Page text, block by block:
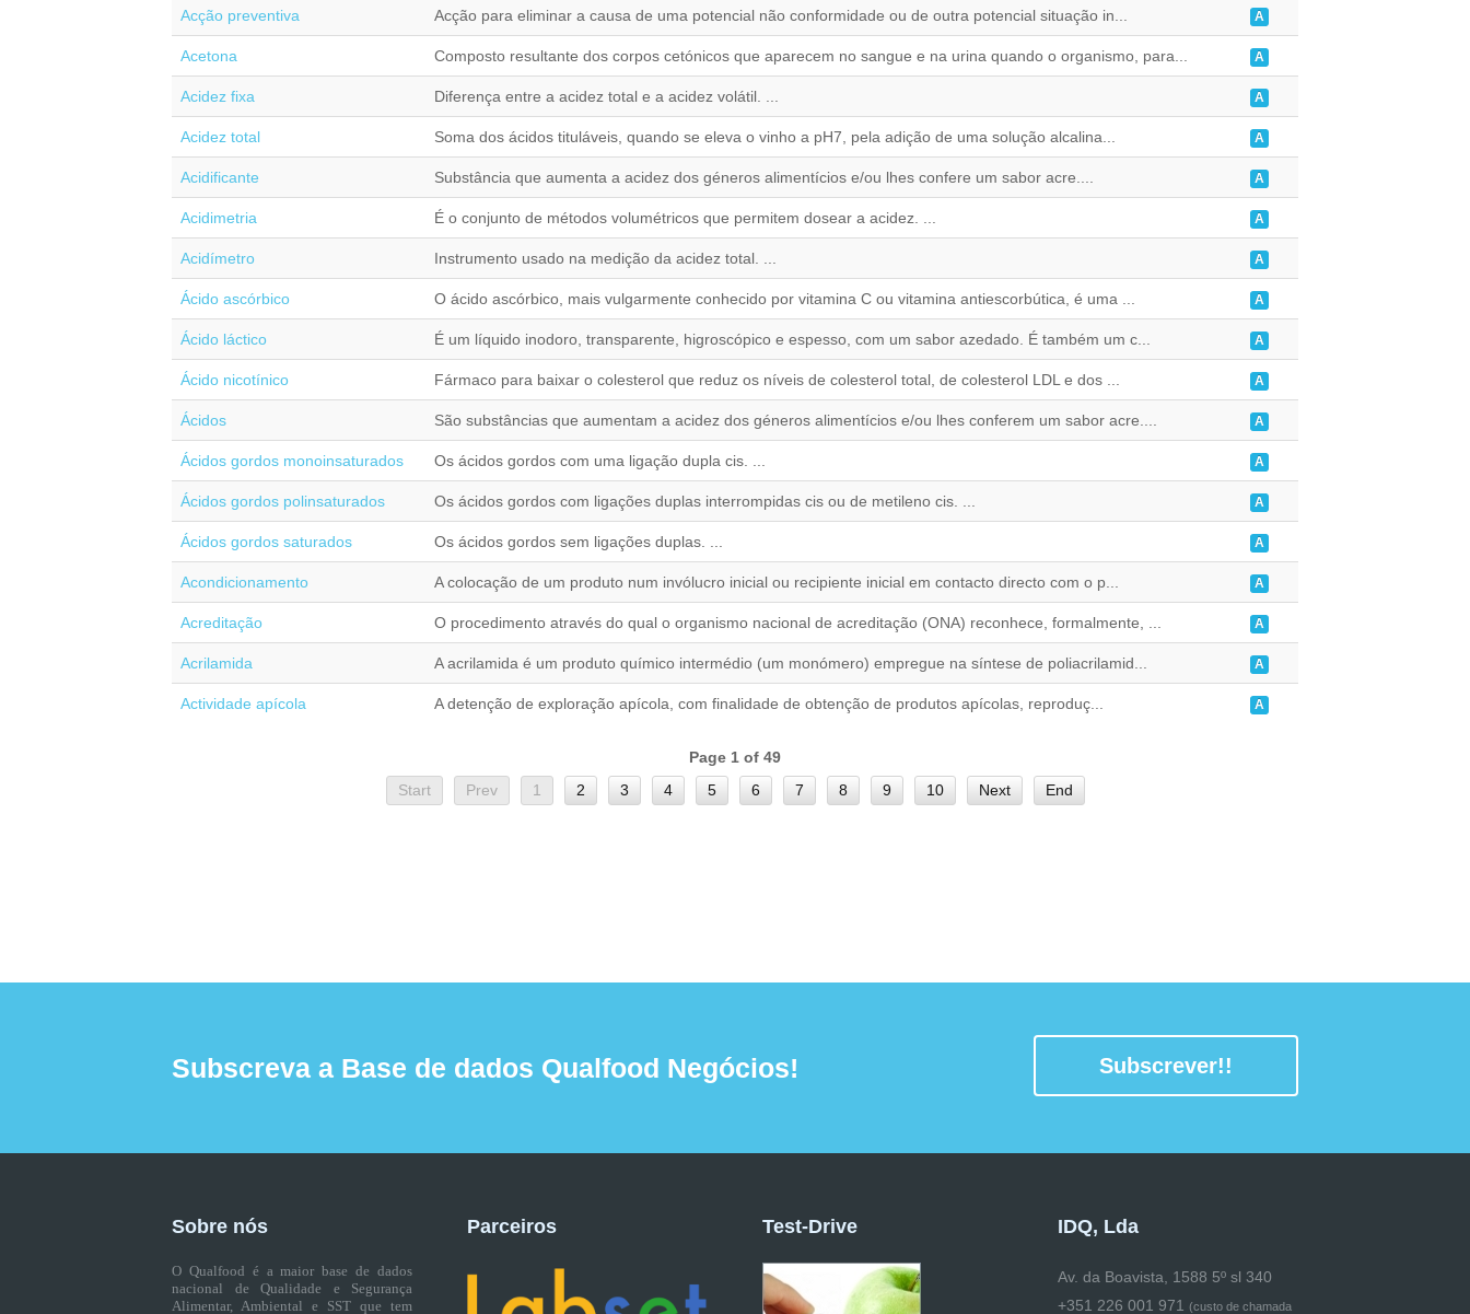
Acção preventiva Acção para eliminar a causa de uma potencial não conformidade ou de outra potencial situação in... A
Acetona Composto resultante dos corpos cetónicos que aparecem no sangue e na urina quando o organismo, para... A
Acidez fixa Diferença entre a acidez total e a acidez volátil. ... A
Acidez total Soma dos ácidos tituláveis, quando se eleva o vinho a pH7, pela adição de uma solução alcalina... A
Acidificante Substância que aumenta a acidez dos géneros alimentícios e/ou lhes confere um sabor acre.... A
Acidimetria É o conjunto de métodos volumétricos que permitem dosear a acidez. ... A
Acidímetro Instrumento usado na medição da acidez total. ... A
Ácido ascórbico O ácido ascórbico, mais vulgarmente conhecido por vitamina C ou vitamina antiescorbútica, é uma ... A
Ácido láctico É um líquido inodoro, transparente, higroscópico e espesso, com um sabor azedado. É também um c... A
Ácido nicotínico Fármaco para baixar o colesterol que reduz os níveis de colesterol total, de colesterol LDL e dos ... A
Ácidos São substâncias que aumentam a acidez dos géneros alimentícios e/ou lhes conferem um sabor acre.... A
Ácidos gordos monoinsaturados Os ácidos gordos com uma ligação dupla cis. ... A
Ácidos gordos polinsaturados Os ácidos gordos com ligações duplas interrompidas cis ou de metileno cis. ... A
Ácidos gordos saturados Os ácidos gordos sem ligações duplas. ... A
Acondicionamento A colocação de um produto num invólucro inicial ou recipiente inicial em contacto directo com o p... A
Acreditação O procedimento através do qual o organismo nacional de acreditação (ONA) reconhece, formalmente, ... A
Acrilamida A acrilamida é um produto químico intermédio (um monómero) empregue na síntese de poliacrilamid... A
Actividade apícola A detenção de exploração apícola, com finalidade de obtenção de produtos apícolas, reproduç... A
Page 1 of 49
Start
Prev 1 2 3 4 5 6 7 8 9 10 Next End
Subscreva a Base de dados Qualfood Negócios! Subscrever!!
Sobre nós
O Qualfood é a maior base de dados
nacional de Qualidade e Segurança
Alimentar, Ambiental e SST que tem
Parceiros Test-Drive IDQ, Lda
Av. da Boavista, 1588 5º sl 340
+351 226 001 971 (custo de chamada